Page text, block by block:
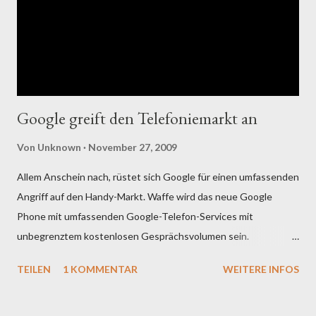
Google greift den Telefoniemarkt an
Von Unknown November 27, 2009
Allem Anschein nach, rüstet sich Google für einen umfassenden
Angriff auf den Handy-Markt. Waffe wird das neue Google
Phone mit umfassenden Google-Telefon-Services mit
unbegrenztem kostenlosen Gesprächsvolumen sein.
damit auf den IP basierendem Datenverkehr gebaut werden.
TEILEN 1 KOMMENTAR WEITERE INFOS